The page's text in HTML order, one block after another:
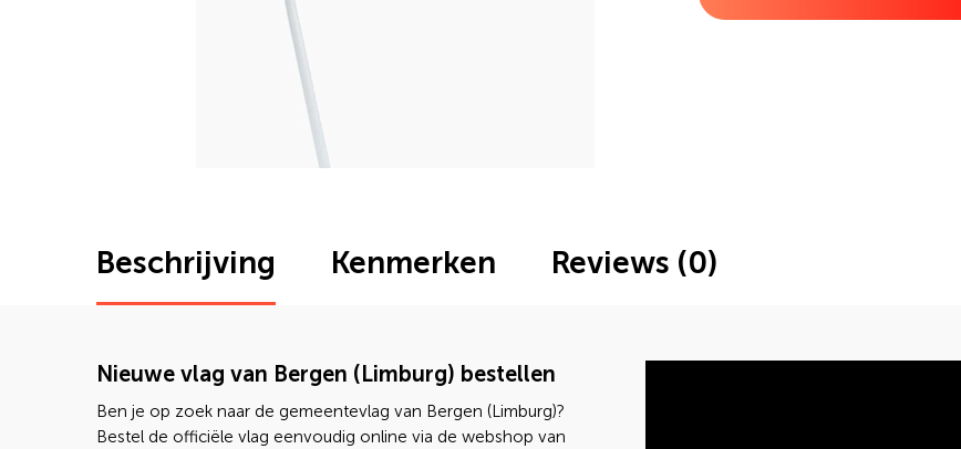
Beschrijving
Nieuwe vlag van Bergen (Limburg) bestellen
Ben je op zoek naar de gemeentevlag van Bergen (Limburg)?
Bestel de officiële vlag eenvoudig online via de webshop van
Kenmerken Reviews (0)